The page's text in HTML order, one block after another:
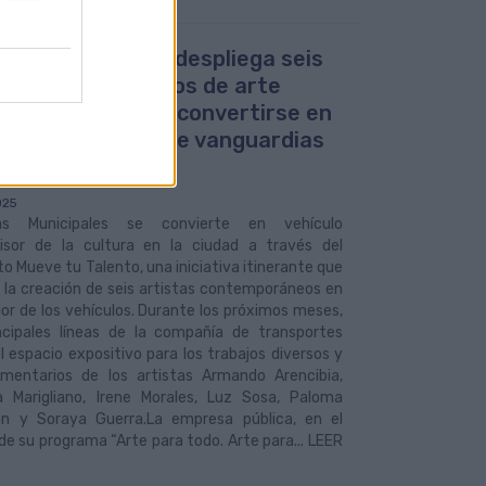
Municipales despliega seis
proyectos de arte
para convertirse en
transmisor de vanguardias
Municipales se convierte en vehículo
de la cultura en la ciudad a través del
Mueve tu Talento, una iniciativa itinerante que
la creación de seis artistas contemporáneos en
de los vehículos. Durante los próximos meses,
líneas de la compañía de transportes
espacio expositivo para los trabajos diversos y
de los artistas Armando Arencibia,
Marigliano, Irene Morales, Luz Sosa, Paloma
y Soraya Guerra.La empresa pública, en el
su programa “Arte para todo. Arte para... LEER